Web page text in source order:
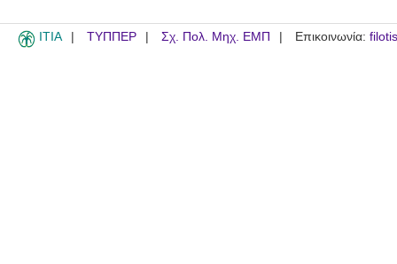
ITIA ΤΥΠΠΕΡ Σχ. Πολ. Μηχ. ΕΜΠ Επικοινωνία: